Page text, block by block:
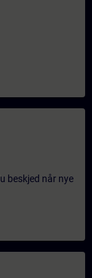
beskjed når nye